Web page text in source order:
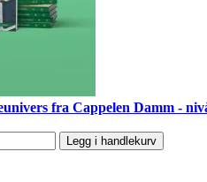
fra Cappelen Damm -
Legg i handlekurv